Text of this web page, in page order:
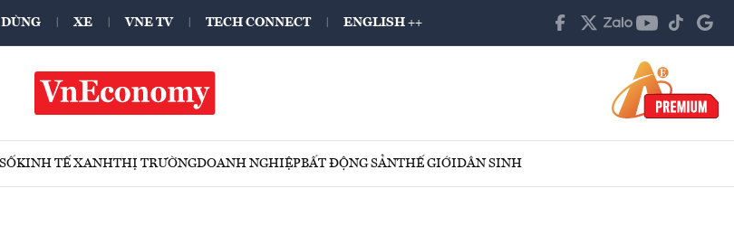
XE VNE TV TECH CONNECT ENGLISH ++
KINH TẾ XANHTHỊ TRƯỜNGDOANH NGHIỆPBẤT ĐỘNG SẢNTHẾ GIỚIDÂN SINH